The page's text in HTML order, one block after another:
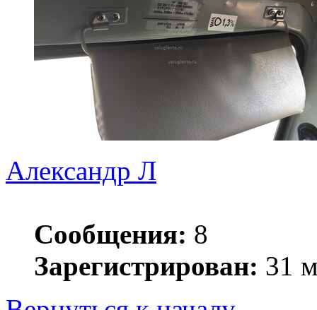
Александр Л
Сообщения: 8
Зарегистрирован: 31